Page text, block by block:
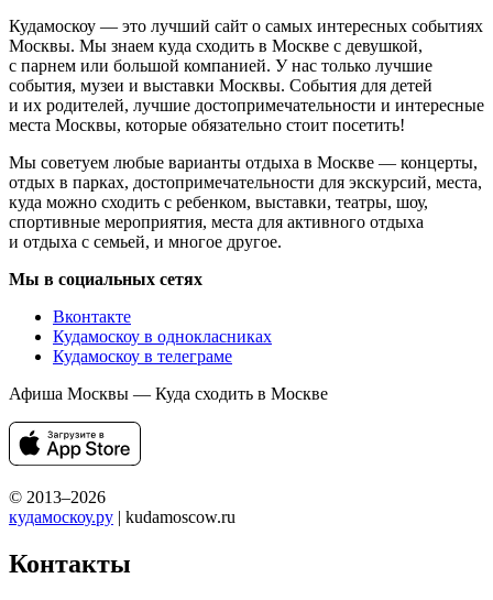
Кудамоскоу — это лучший сайт о самых интересных событиях
Москвы. Мы знаем куда сходить в Москве с девушкой,
с парнем или большой компанией. У нас только лучшие
события, музеи и выставки Москвы. События для детей
и их родителей, лучшие достопримечательности и интересные
места Москвы, которые обязательно стоит посетить!
Мы советуем любые варианты отдыха в Москве — концерты,
отдых в парках, достопримечательности для экскурсий, места,
куда можно сходить с ребенком, выставки, театры, шоу,
спортивные мероприятия, места для активного отдыха
и отдыха с семьей, и многое другое.
Мы в социальных сетях
Вконтакте
Кудамоскоу в однокласниках
Кудамоскоу в телеграме
Афиша Москвы — Куда сходить в Москве
© 2013–2026
кудамоскоу.ру | kudamoscow.ru
Контакты